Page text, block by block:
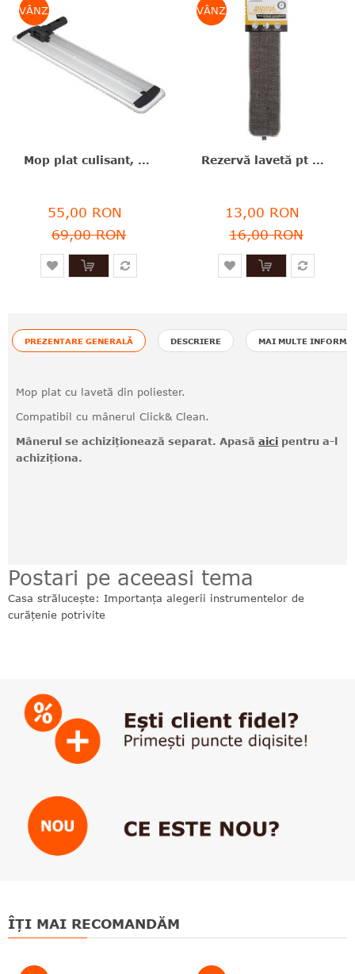
VÂNZARE
Mop plat culisant, aluminiu+poliester, 13,5x51x6 cm, Click&Clean, Five - 3560237583747
55,00 RON
69,00 RON
VÂNZARE
Rezervă lavetă pt mop plat culisant, poliester, 50x11x1 cm, Click&Clean, Five - 3560237583754
13,00 RON
16,00 RON
PREZENTARE GENERALĂ DESCRIERE MAI MULTE
Mop plat cu lavetă din poliester.
Compatibil cu mânerul Click& Clean.
Mânerul se achiziționează separat. Apasă aici pentru a-l
achiziționa.
Postari pe aceeasi tema
Casa strălucește: Importanța alegerii instrumentelor de
curățenie potrivite
ÎȚI MAI RECOMANDĂM